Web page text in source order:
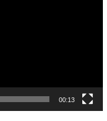
00:13